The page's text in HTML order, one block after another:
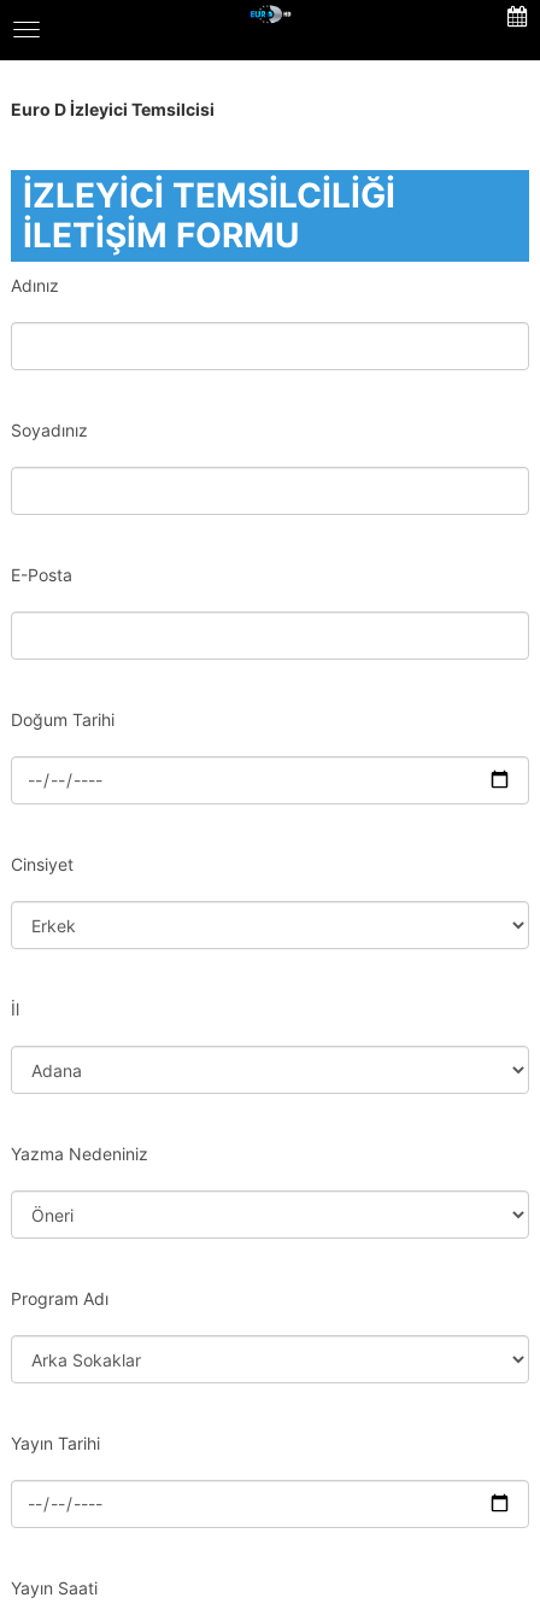
to
main
Toggle
navigation
Euro D İzleyici Temsilcisi
İZLEYİCİ TEMSİLCİLİĞİ
İLETİŞİM FORMU
Adınız
Soyadınız
E-Posta
Doğum Tarihi
Cinsiyet
İl
Yazma Nedeniniz
Program Adı
Yayın Tarihi
Yayın Saati